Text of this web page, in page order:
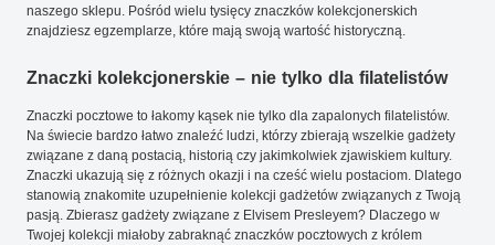
naszego sklepu. Pośród wielu tysięcy znaczków kolekcjonerskich
znajdziesz egzemplarze, które mają swoją wartość historyczną.
Znaczki kolekcjonerskie – nie tylko dla filatelistów
Znaczki pocztowe to łakomy kąsek nie tylko dla zapalonych filatelistów.
Na świecie bardzo łatwo znaleźć ludzi, którzy zbierają wszelkie gadżety
związane z daną postacią, historią czy jakimkolwiek zjawiskiem kultury.
Znaczki ukazują się z różnych okazji i na cześć wielu postaciom. Dlatego
stanowią znakomite uzupełnienie kolekcji gadżetów związanych z Twoją
pasją. Zbierasz gadżety związane z Elvisem Presleyem? Dlaczego w
Twojej kolekcji miałoby zabraknąć znaczków pocztowych z królem